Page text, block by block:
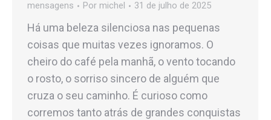
mensagens Por michel 31 de julho de 2025
Há uma beleza silenciosa nas pequenas
coisas que muitas vezes ignoramos. O
cheiro do café pela manhã, o vento tocando
o rosto, o sorriso sincero de alguém que
cruza o seu caminho. É curioso como
corremos tanto atrás de grandes conquistas